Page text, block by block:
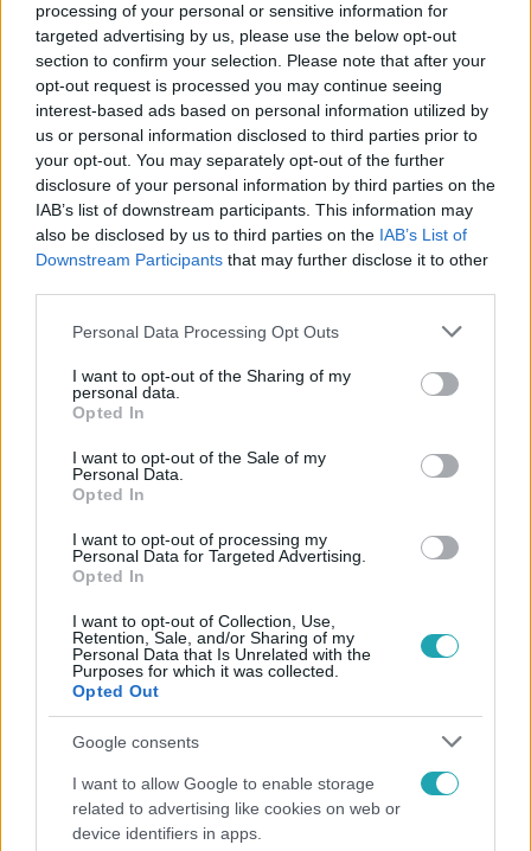
processing of your personal or sensitive information for
targeted advertising by us, please use the below opt-out
section to confirm your selection. Please note that after your
opt-out request is processed you may continue seeing
interest-based ads based on personal information utilized by
us or personal information disclosed to third parties prior to
your opt-out. You may separately opt-out of the further
disclosure of your personal information by third parties on the
IAB’s list of downstream participants. This information may
also be disclosed by us to third parties on the IAB’s List of
Downstream Participants that may further disclose it to other
Please note that this website/app uses one or more Google
not limited to your visit or usage behaviour. You may click to
grant or deny consent to Google and its third-party tags to
use your data for below specified purposes in below Google
consent section.
Personal Data Processing Opt Outs
I want to opt-out of the Sharing of my
personal data.
Opted In
I want to opt-out of the Sale of my
Personal Data.
Opted In
I want to opt-out of processing my
Personal Data for Targeted Advertising.
Opted In
I want to opt-out of Collection, Use,
Retention, Sale, and/or Sharing of my
Personal Data that Is Unrelated with the
Purposes for which it was collected.
Opted Out
Google consents
I want to allow Google to enable storage
related to advertising like cookies on web or
device identifiers in apps.
Követem
#IDŐJÁRÁS
#RIASZTÁS #NARANCS
Népszerű
Videón, ahogy átúszik a Dunán a Kossuth térre
tévedt vaddisznó